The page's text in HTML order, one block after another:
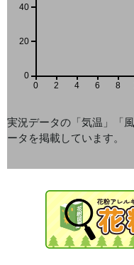
0 2 4 6 8
0
20
40
実況データの「気温」「
ータを掲載しています。